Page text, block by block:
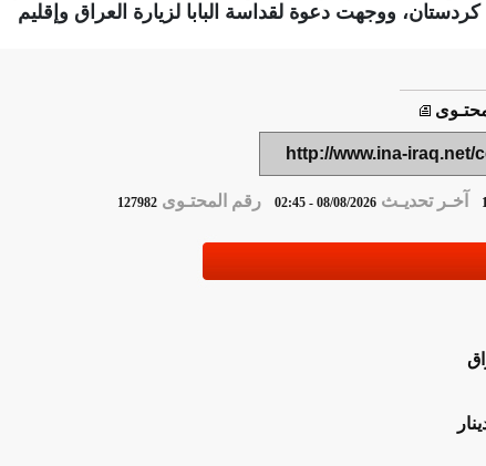
كردستان، ووجهت دعوة لقداسة البابا لزيارة العراق وإقليم
http://www.ina-iraq.net/
آخـر تحديـث08/08/2026 - 02:45 رقم المحتـوى127982